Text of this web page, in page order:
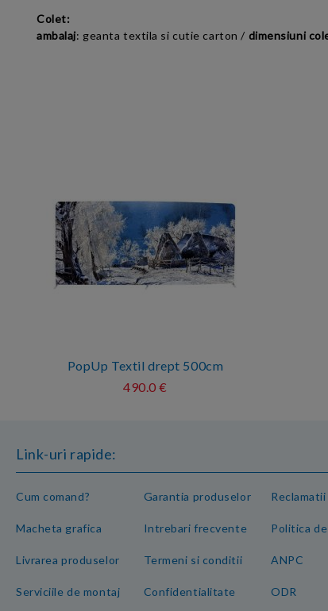
Colet:
ambalaj: geanta textila si cutie carton / dimensiuni
PopUp Textil drept 500cm
490.0 €
Link-uri rapide:
Cum comand?
Macheta grafica
Livrarea produselor
Serviciile de montaj
Garantia produselor
Intrebari frecvente
Termeni si conditii
Confidentialitate
Reclamatii
Politica
ANPC
ODR